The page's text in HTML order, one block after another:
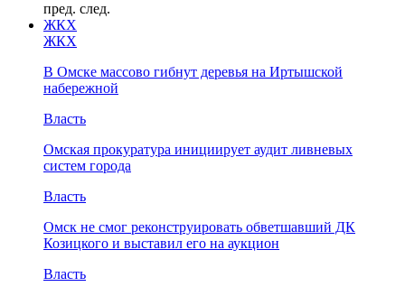
пред. след.
ЖКХ
ЖКХ
В Омске массово гибнут деревья на Иртышской
набережной
Власть
Омская прокуратура инициирует аудит ливневых
систем города
Власть
Омск не смог реконструировать обветшавший ДК
Козицкого и выставил его на аукцион
Власть